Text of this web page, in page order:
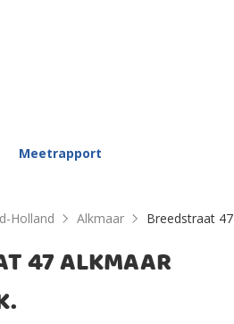
Meetrapport
Holland Alkmaar Breedstraat 47
47 ALKMAAR